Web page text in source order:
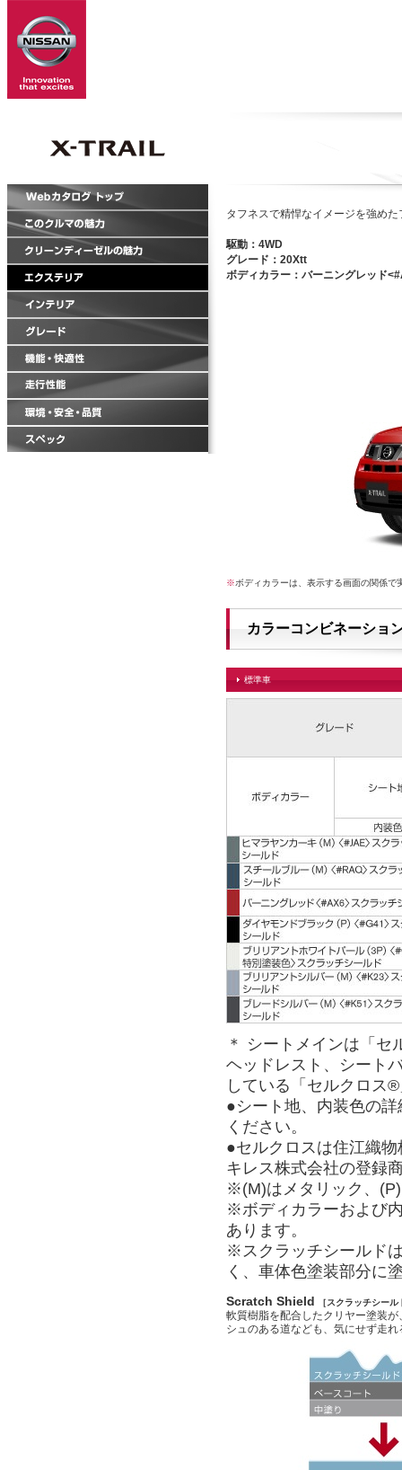
タフネスで精悍なイメージを強め
駆動：4WD
グレード：20Xtt
ボディカラー：バーニングレッド
※ボディカラーは、表示する画面の関係
カラーコンビネーショ
標準車
＊ シートメインは「
ヘッドレスト、シート
している「セルクロス
●シート地、内装色の詳
ください。
●セルクロスは住江織
キレス株式会社の登録
※(M)はメタリック、
※ボディカラーおよび
あります。
※スクラッチシールド
く、車体色塗装部分に
Scratch Shield ［スクラッチシール
軟質樹脂を配合したクリヤー塗装
シュのある道なども、気にせず走れ